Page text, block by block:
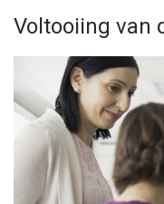
Voltooiing van